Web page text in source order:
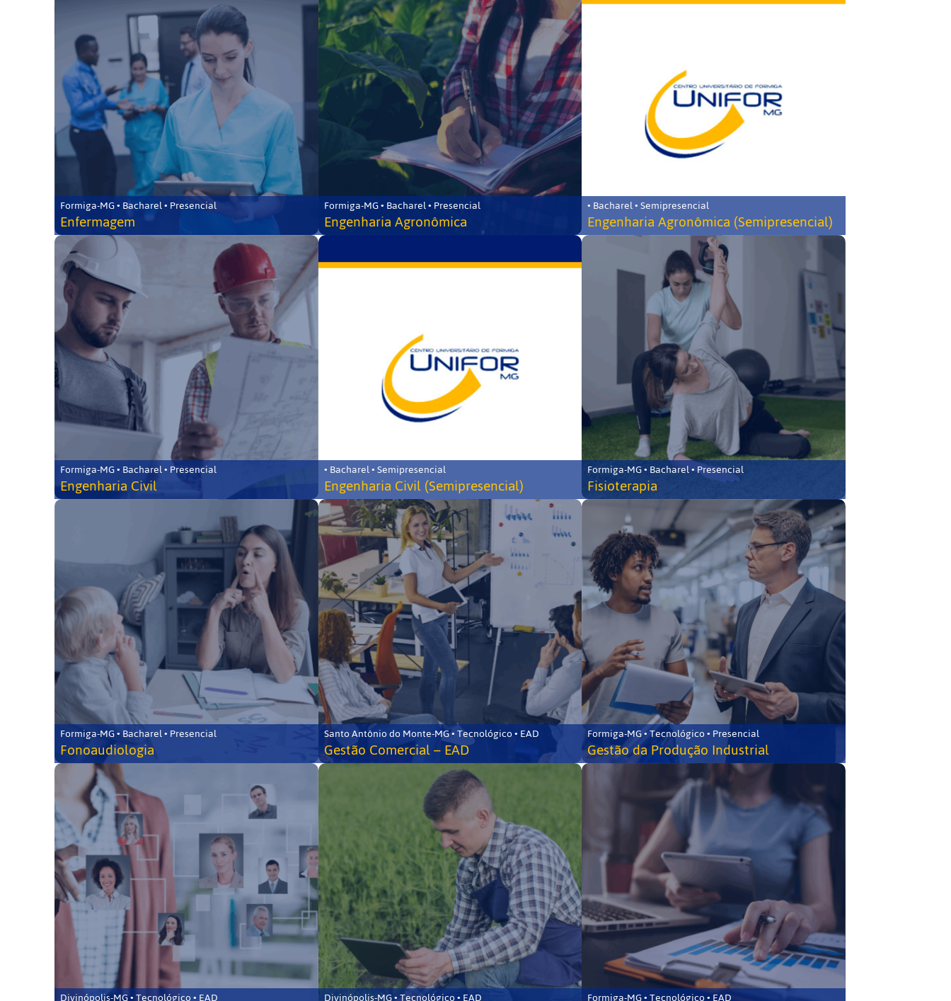
Formiga-MG • Bacharel • Presencial
Enfermagem
Formiga-MG • Bacharel • Presencial
Engenharia Agronômica
• Bacharel • Semipresencial
Engenharia Agronômica (Semipresencial)
Formiga-MG • Bacharel • Presencial
Engenharia Civil
• Bacharel • Semipresencial
Engenharia Civil (Semipresencial)
Formiga-MG • Bacharel • Presencial
Fisioterapia
Formiga-MG • Bacharel • Presencial
Fonoaudiologia
Santo Antônio do Monte-MG • Tecnológico • EAD
Gestão Comercial – EAD
Formiga-MG • Tecnológico • Presencial
Gestão da Produção Industrial